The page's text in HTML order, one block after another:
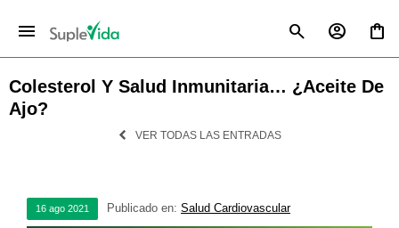
menu
Colesterol Y Salud Inmunitaria… ¿Aceite De
Ajo?
VER TODAS LAS ENTRADAS
16 ago 2021 Publicado en: Salud Cardiovascular